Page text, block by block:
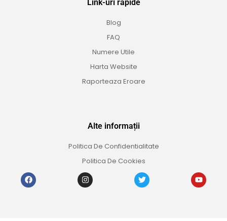
Link-uri rapide
Blog
FAQ
Numere Utile
Harta Website
Raporteaza Eroare
Alte informații
Politica De Confidentialitate
Politica De Cookies